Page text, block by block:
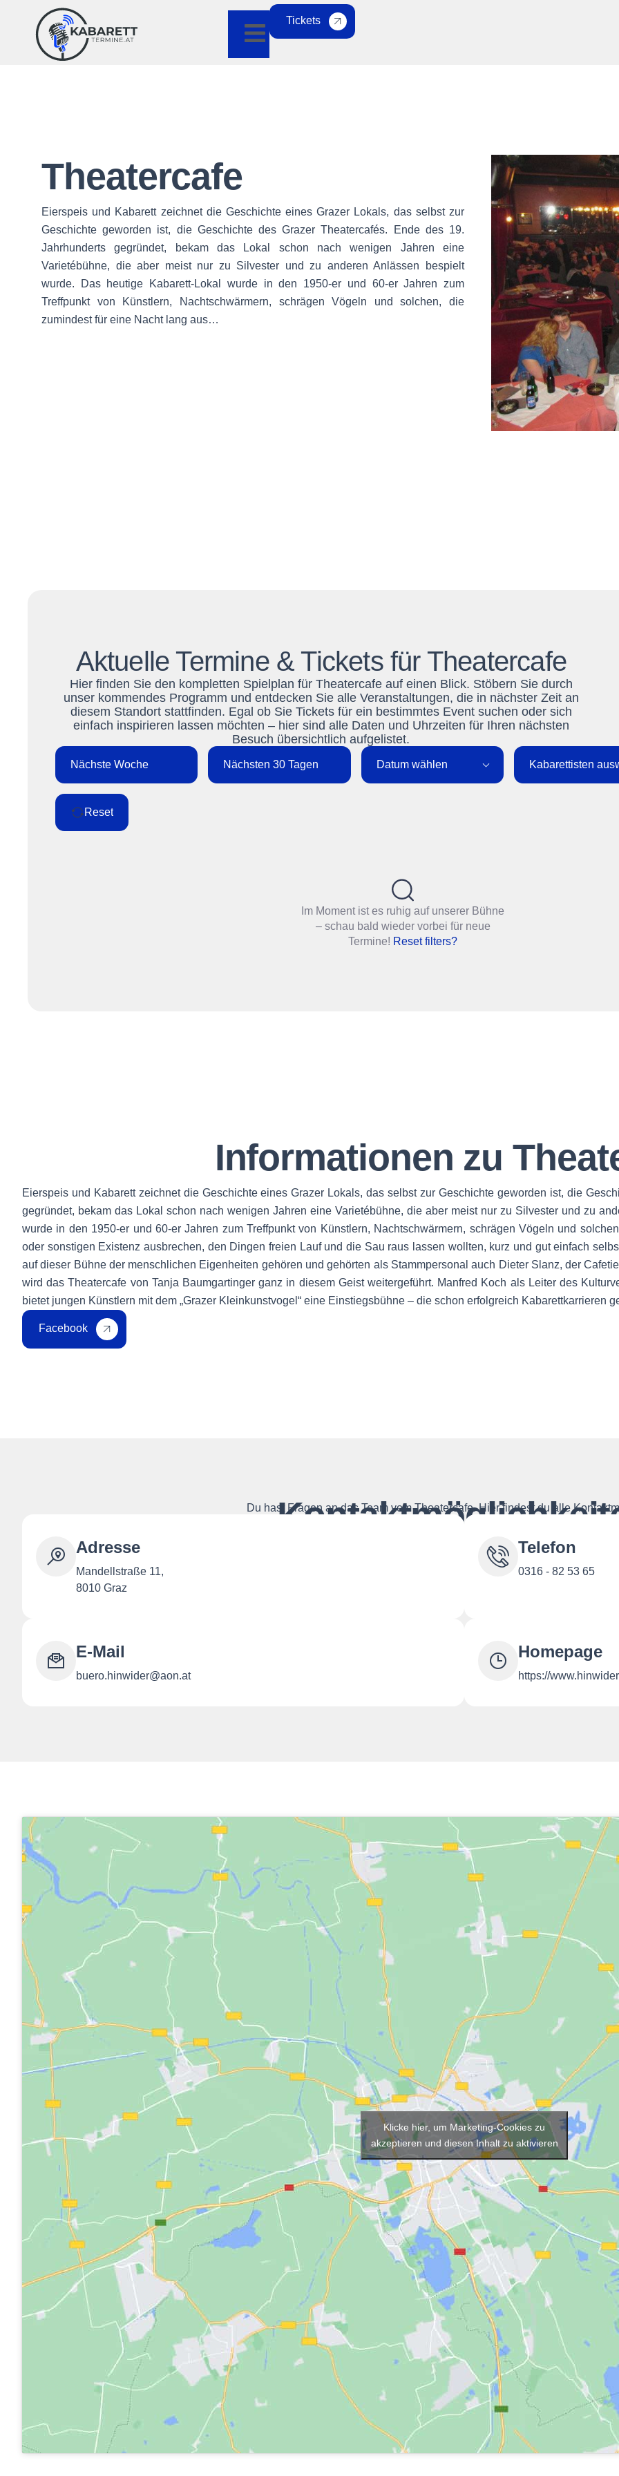
Tickets
Theatercafe
Eierspeis und Kabarett zeichnet die Geschichte eines Grazer Lokals, das selbst zur
Geschichte geworden ist, die Geschichte des Grazer Theatercafés. Ende des 19.
Jahrhunderts gegründet, bekam das Lokal schon nach wenigen Jahren eine
Varietébühne, die aber meist nur zu Silvester und zu anderen Anlässen bespielt
wurde. Das heutige Kabarett-Lokal wurde in den 1950-er und 60-er Jahren zum
Treffpunkt von Künstlern, Nachtschwärmern, schrägen Vögeln und solchen, die
zumindest für eine Nacht lang aus…
Aktuelle Termine & Tickets für Theatercafe
Hier finden Sie den kompletten Spielplan für Theatercafe auf einen Blick. Stöbern Sie durch
unser kommendes Programm und entdecken Sie alle Veranstaltungen, die in nächster Zeit an
diesem Standort stattfinden. Egal ob Sie Tickets für ein bestimmtes Event suchen oder sich
einfach inspirieren lassen möchten – hier sind alle Daten und Uhrzeiten für Ihren nächsten
Besuch übersichtlich aufgelistet.
Nächste Woche Nächsten 30 Tagen Datum wählen Kabarettisten
Reset
Im Moment ist es ruhig auf unserer Bühne
– schau bald wieder vorbei für neue
Termine! Reset filters?
Informationen zu
Eierspeis und Kabarett zeichnet die Geschichte eines Grazer Lokals, das selbst zur Geschichte geworden ist, die
gegründet, bekam das Lokal schon nach wenigen Jahren eine Varietébühne, die aber meist nur zu Silvester und zu
wurde in den 1950-er und 60-er Jahren zum Treffpunkt von Künstlern, Nachtschwärmern, schrägen Vögeln und
oder sonstigen Existenz ausbrechen, den Dingen freien Lauf und die Sau raus lassen wollten, kurz und gut einfach
auf dieser Bühne der menschlichen Eigenheiten gehören und gehörten als Stammpersonal auch Dieter Slanz, der
wird das Theatercafe von Tanja Baumgartinger ganz in diesem Geist weitergeführt. Manfred Koch als Leiter des
bietet jungen Künstlern mit dem „Grazer Kleinkunstvogel“ eine Einstiegsbühne – die schon erfolgreich Kabarettkarrieren
Facebook
Du hast Fragen an das Team vom Theatercafe. Hier findest du alle
Adresse
Mandellstraße 11,
8010 Graz
Telefon
0316 - 82 53 65
E-Mail
buero.hinwider@aon.at
Homepage
https://
Klicke hier, um Marketing-Cookies zu
akzeptieren und diesen Inhalt zu aktivieren